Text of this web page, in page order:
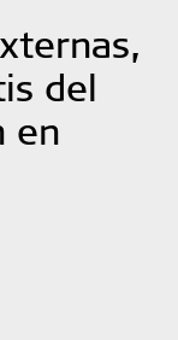
del
en